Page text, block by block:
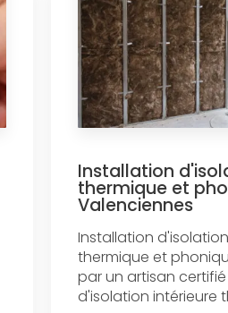
Installation
thermique et
Valenciennes
Installation
thermique et
par un artisan certifié
d'isolation intérieure